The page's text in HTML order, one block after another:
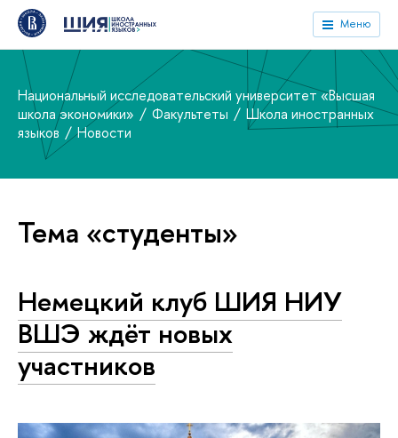
Меню
Национальный исследовательский университет «Высшая
школа экономики»
Факультеты
Школа иностранных
языков
Новости
Тема «студенты»
Немецкий клуб ШИЯ НИУ
ВШЭ ждёт новых
участников